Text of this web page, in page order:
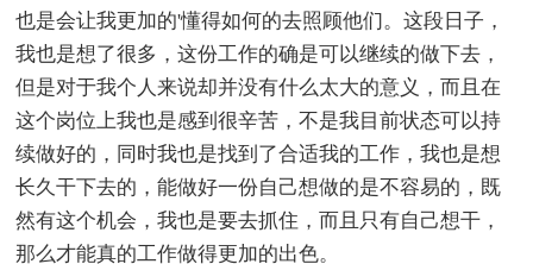
也是会让我更加的'懂得如何的去照顾他们。这段日子，
我也是想了很多，这份工作的确是可以继续的做下去，
但是对于我个人来说却并没有什么太大的意义，而且在
这个岗位上我也是感到很辛苦，不是我目前状态可以持
续做好的，同时我也是找到了合适我的工作，我也是想
长久干下去的，能做好一份自己想做的是不容易的，既
然有这个机会，我也是要去抓住，而且只有自己想干，
那么才能真的工作做得更加的出色。